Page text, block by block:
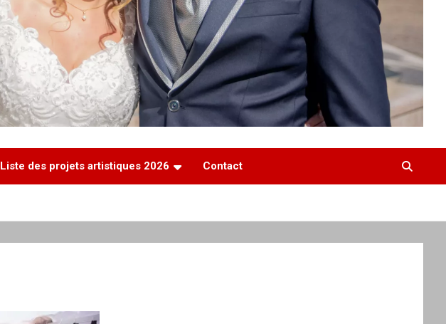
Liste des projets artistiques 2026 Contact